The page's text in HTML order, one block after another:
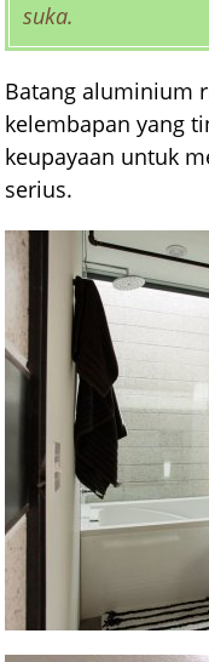
suka.
Batang aluminium
kelembapan yang
keupayaan untuk
serius.